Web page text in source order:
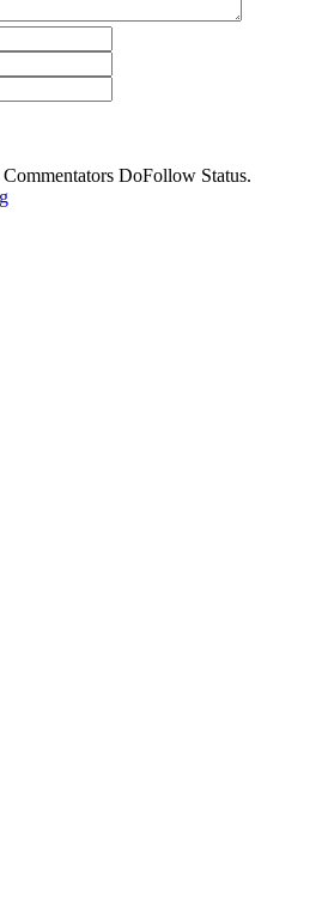
DoFollow Status.